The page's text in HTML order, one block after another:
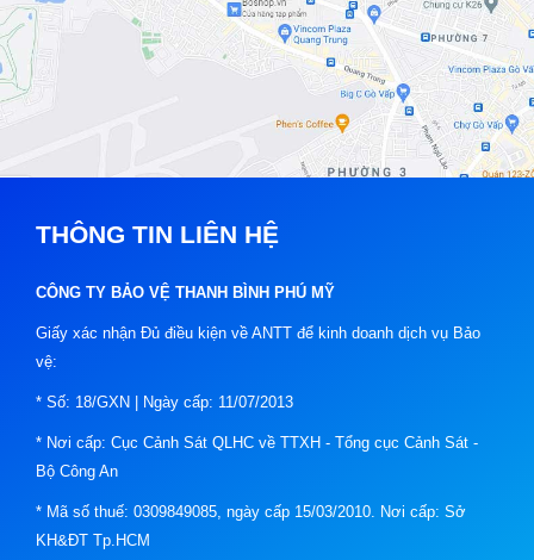
THÔNG TIN LIÊN HỆ
CÔNG TY BẢO VỆ THANH BÌNH PHÚ MỸ
Giấy xác nhận Đủ điều kiện về ANTT để kinh doanh dịch vụ Bảo
vệ:
* Số: 18/GXN | Ngày cấp: 11/07/2013
* Nơi cấp: Cục Cảnh Sát QLHC về TTXH - Tổng cục Cảnh Sát -
Bộ Công An
* Mã số thuế: 0309849085, ngày cấp 15/03/2010. Nơi cấp: Sở
KH&ĐT Tp.HCM